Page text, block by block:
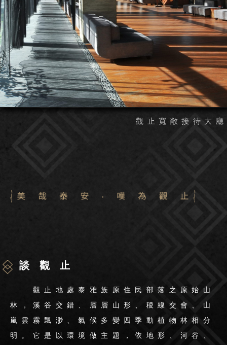
談觀止
觀止地處泰雅族原住民部落之原始山
林，溪谷交錯、層層山形、稜線交會、山
嵐雲霧飄渺、氣候多變四季動植物林相分
明。它是以環境做主題，依地形、河谷、